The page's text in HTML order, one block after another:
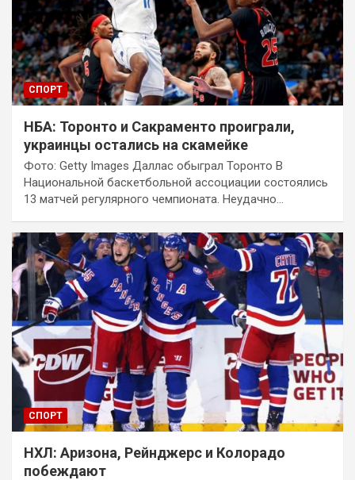
СПОРТ
НБА: Торонто и Сакраменто проиграли,
украинцы остались на скамейке
Фото: Getty Images Даллас обыграл Торонто В
Национальной баскетбольной ассоциации состоялись
13 матчей регулярного чемпионата. Неудачно…
СПОРТ
НХЛ: Аризона, Рейнджерс и Колорадо
побеждают